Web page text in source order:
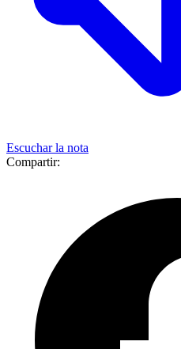
Escuchar la nota
Compartir: